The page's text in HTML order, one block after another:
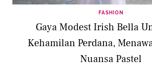
FASHION
Gaya Modest Irish Bella
Kehamilan Perdana,
Nuansa Pastel